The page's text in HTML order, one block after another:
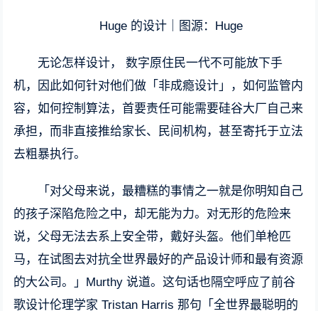
Huge 的设计｜图源：Huge
无论怎样设计， 数字原住民一代不可能放下手
机，因此如何针对他们做「非成瘾设计」，如何监管内
容，如何控制算法，首要责任可能需要硅谷大厂自己来
承担，而非直接推给家长、民间机构，甚至寄托于立法
去粗暴执行。
「对父母来说，最糟糕的事情之一就是你明知自己
的孩子深陷危险之中，却无能为力。对无形的危险来
说，父母无法去系上安全带，戴好头盔。他们单枪匹
马，在试图去对抗全世界最好的产品设计师和最有资源
的大公司。」Murthy 说道。这句话也隔空呼应了前谷
歌设计伦理学家 Tristan Harris 那句「全世界最聪明的